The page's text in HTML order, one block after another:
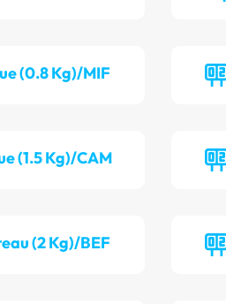
(0.8 Kg)/MIF
(1.5 Kg)/CAM
(2 Kg)/BEF